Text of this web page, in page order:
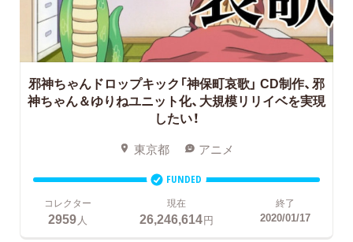
邪神ちゃんドロップキック「神保町哀歌」 CD制作、邪
神ちゃん＆ゆりねユニット化、大規模リリイベを実現
したい！
東京都 アニメ
FUNDED
コレクター
2959 人
現在
26,246,614円
終了
2020/01/17